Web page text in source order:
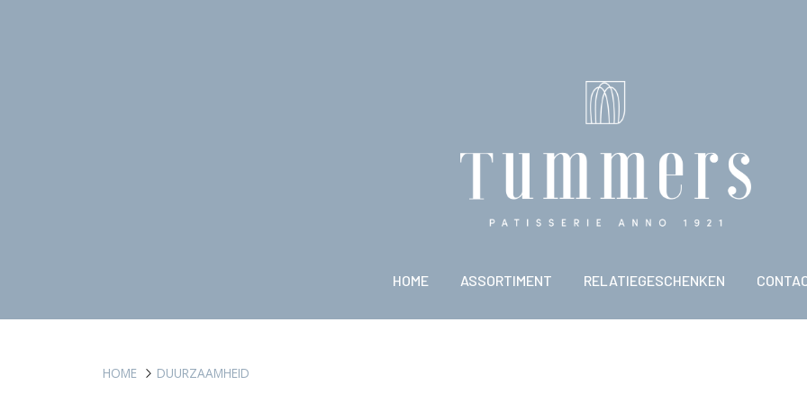
HOME ASSORTIMENT RELATIEGESCHENKEN
HOME DUURZAAMHEID